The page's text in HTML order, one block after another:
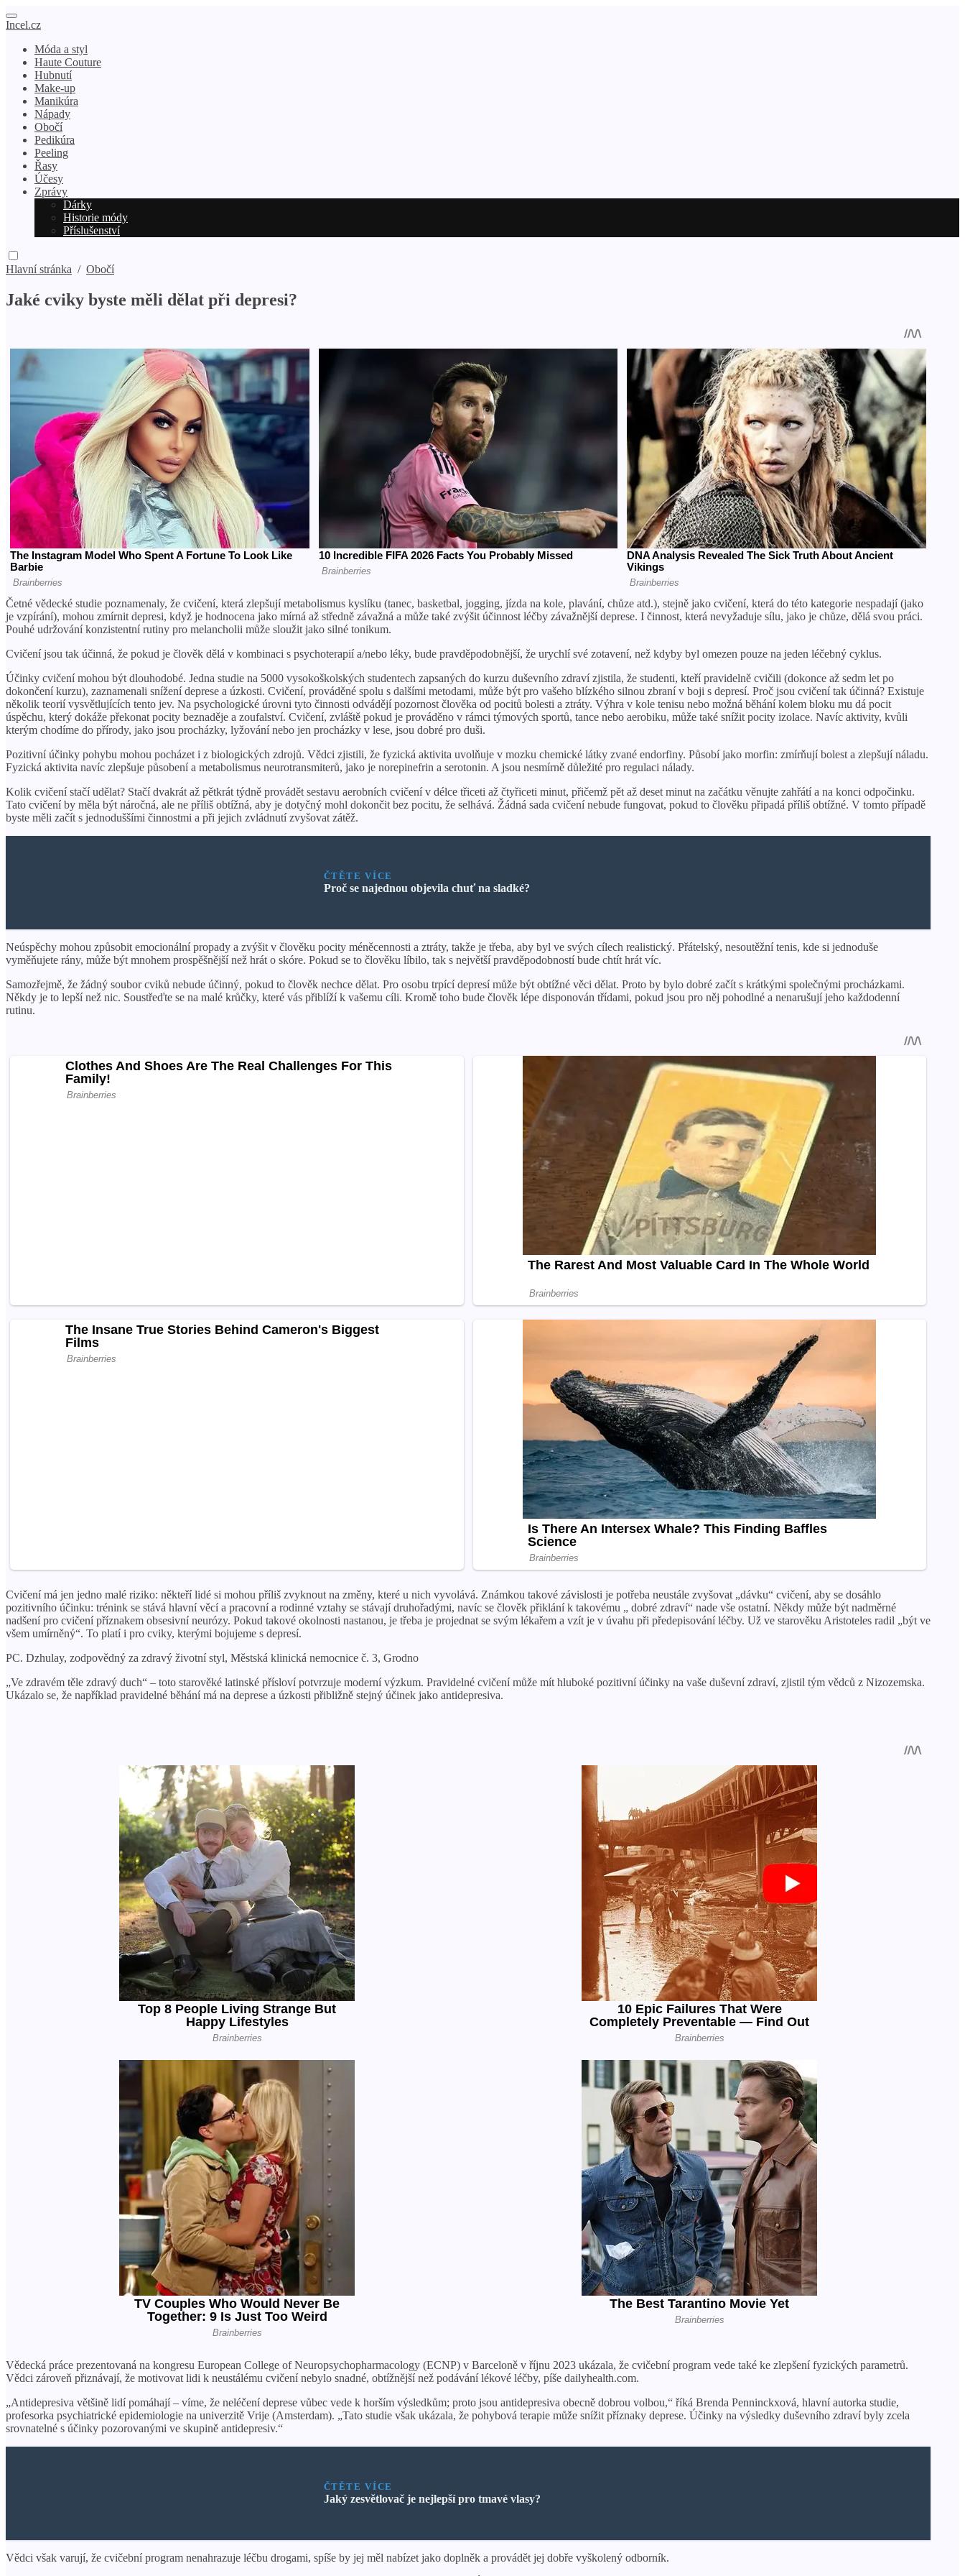
Incel.cz
Móda a styl
Haute Couture
Hubnutí
Make-up
Manikúra
Nápady
Obočí
Pedikúra
Peeling
Řasy
Účesy
Zprávy
Dárky
Historie módy
Příslušenství
Hlavní stránka / Obočí
Jaké cviky byste měli dělat při depresi?
Četné vědecké studie poznamenaly, že cvičení, která zlepšují metabolismus kyslíku (tanec, basketbal, jogging, jízda na kole, plavání, chůze atd.), stejně jako cvičení, která do této kategorie nespadají (jako
je vzpírání), mohou zmírnit depresi, když je hodnocena jako mírná až středně závažná a může také zvýšit účinnost léčby závažnější deprese. I činnost, která nevyžaduje sílu, jako je chůze, dělá svou práci.
Pouhé udržování konzistentní rutiny pro melancholii může sloužit jako silné tonikum.
Cvičení jsou tak účinná, že pokud je člověk dělá v kombinaci s psychoterapií a/nebo léky, bude pravděpodobnější, že urychlí své zotavení, než kdyby byl omezen pouze na jeden léčebný cyklus.
Účinky cvičení mohou být dlouhodobé. Jedna studie na 5000 vysokoškolských studentech zapsaných do kurzu duševního zdraví zjistila, že studenti, kteří pravidelně cvičili (dokonce až sedm let po
dokončení kurzu), zaznamenali snížení deprese a úzkosti. Cvičení, prováděné spolu s dalšími metodami, může být pro vašeho blízkého silnou zbraní v boji s depresí. Proč jsou cvičení tak účinná? Existuje
několik teorií vysvětlujících tento jev. Na psychologické úrovni tyto činnosti odvádějí pozornost člověka od pocitů bolesti a ztráty. Výhra v kole tenisu nebo možná běhání kolem bloku mu dá pocit
úspěchu, který dokáže překonat pocity beznaděje a zoufalství. Cvičení, zvláště pokud je prováděno v rámci týmových sportů, tance nebo aerobiku, může také snížit pocity izolace. Navíc aktivity, kvůli
kterým chodíme do přírody, jako jsou procházky, lyžování nebo jen procházky v lese, jsou dobré pro duši.
Pozitivní účinky pohybu mohou pocházet i z biologických zdrojů. Vědci zjistili, že fyzická aktivita uvolňuje v mozku chemické látky zvané endorfiny. Působí jako morfin: zmírňují bolest a zlepšují náladu.
Fyzická aktivita navíc zlepšuje působení a metabolismus neurotransmiterů, jako je norepinefrin a serotonin. A jsou nesmírně důležité pro regulaci nálady.
Kolik cvičení stačí udělat? Stačí dvakrát až pětkrát týdně provádět sestavu aerobních cvičení v délce třiceti až čtyřiceti minut, přičemž pět až deset minut na začátku věnujte zahřátí a na konci odpočinku.
Tato cvičení by měla být náročná, ale ne příliš obtížná, aby je dotyčný mohl dokončit bez pocitu, že selhává. Žádná sada cvičení nebude fungovat, pokud to člověku připadá příliš obtížné. V tomto případě
byste měli začít s jednoduššími činnostmi a při jejich zvládnutí zvyšovat zátěž.
ČTĚTE VÍCE
Proč se najednou objevila chuť na sladké?
Neúspěchy mohou způsobit emocionální propady a zvýšit v člověku pocity méněcennosti a ztráty, takže je třeba, aby byl ve svých cílech realistický. Přátelský, nesoutěžní tenis, kde si jednoduše
vyměňujete rány, může být mnohem prospěšnější než hrát o skóre. Pokud se to člověku líbilo, tak s největší pravděpodobností bude chtít hrát víc.
Samozřejmě, že žádný soubor cviků nebude účinný, pokud to člověk nechce dělat. Pro osobu trpící depresí může být obtížné věci dělat. Proto by bylo dobré začít s krátkými společnými procházkami.
Někdy je to lepší než nic. Soustřeďte se na malé krůčky, které vás přiblíží k vašemu cíli. Kromě toho bude člověk lépe disponován třídami, pokud jsou pro něj pohodlné a nenarušují jeho každodenní
rutinu.
Cvičení má jen jedno malé riziko: někteří lidé si mohou příliš zvyknout na změny, které u nich vyvolává. Známkou takové závislosti je potřeba neustále zvyšovat „dávku“ cvičení, aby se dosáhlo
pozitivního účinku: trénink se stává hlavní věcí a pracovní a rodinné vztahy se stávají druhořadými, navíc se člověk přiklání k takovému „ dobré zdraví“ nade vše ostatní. Někdy může být nadměrné
nadšení pro cvičení příznakem obsesivní neurózy. Pokud takové okolnosti nastanou, je třeba je projednat se svým lékařem a vzít je v úvahu při předepisování léčby. Už ve starověku Aristoteles radil „být ve
všem umírněný“. To platí i pro cviky, kterými bojujeme s depresí.
PC. Dzhulay, zodpovědný za zdravý životní styl, Městská klinická nemocnice č. 3, Grodno
„Ve zdravém těle zdravý duch“ – toto starověké latinské přísloví potvrzuje moderní výzkum. Pravidelné cvičení může mít hluboké pozitivní účinky na vaše duševní zdraví, zjistil tým vědců z Nizozemska.
Ukázalo se, že například pravidelné běhání má na deprese a úzkosti přibližně stejný účinek jako antidepresiva.
Vědecká práce prezentovaná na kongresu European College of Neuropsychopharmacology (ECNP) v Barceloně v říjnu 2023 ukázala, že cvičební program vede také ke zlepšení fyzických parametrů.
Vědci zároveň přiznávají, že motivovat lidi k neustálému cvičení nebylo snadné, obtížnější než podávání lékové léčby, píše dailyhealth.com.
„Antidepresiva většině lidí pomáhají – víme, že neléčení deprese vůbec vede k horším výsledkům; proto jsou antidepresiva obecně dobrou volbou,“ říká Brenda Penninckxová, hlavní autorka studie,
profesorka psychiatrické epidemiologie na univerzitě Vrije (Amsterdam). „Tato studie však ukázala, že pohybová terapie může snížit příznaky deprese. Účinky na výsledky duševního zdraví byly zcela
srovnatelné s účinky pozorovanými ve skupině antidepresiv.“
ČTĚTE VÍCE
Jaký zesvětlovač je nejlepší pro tmavé vlasy?
Vědci však varují, že cvičební program nenahrazuje léčbu drogami, spíše by jej měl nabízet jako doplněk a provádět jej dobře vyškolený odborník.